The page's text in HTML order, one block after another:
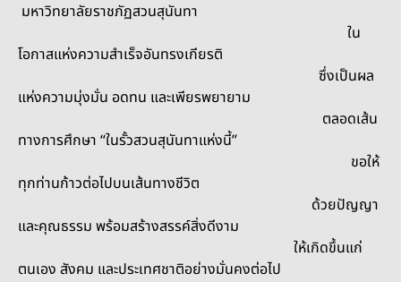
มหาวิทยาลัยราชภัฏสวนสุนันทา
ใน
โอกาสแห่งความสำเร็จอันทรงเกียรติ
ซึ่งเป็นผล
แห่งความมุ่งมั่น อดทน และเพียรพยายาม
ตลอดเส้น
ทางการศึกษา “ในรั้วสวนสุนันทาแห่งนี้”
ขอให้
ทุกท่านก้าวต่อไปบนเส้นทางชีวิต
ด้วยปัญญา
และคุณธรรม พร้อมสร้างสรรค์สิ่งดีงาม
ให้เกิดขึ้นแก่
ตนเอง สังคม และประเทศชาติอย่างมั่นคงต่อไป